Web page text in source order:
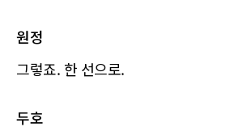
원정
그렇죠. 한 선으로.
두호